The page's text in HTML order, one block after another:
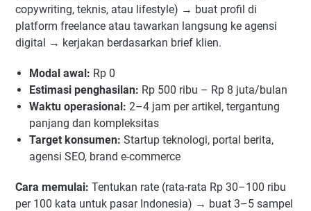
copywriting, teknis, atau lifestyle) → buat profil di
platform freelance atau tawarkan langsung ke agensi
digital → kerjakan berdasarkan brief klien.
Modal awal: Rp 0
Estimasi penghasilan: Rp 500 ribu – Rp 8 juta/bulan
Waktu operasional: 2–4 jam per artikel, tergantung
panjang dan kompleksitas
Target konsumen: Startup teknologi, portal berita,
agensi SEO, brand e-commerce
Cara memulai: Tentukan rate (rata-rata Rp 30–100 ribu
per 100 kata untuk pasar Indonesia) → buat 3–5 sampel